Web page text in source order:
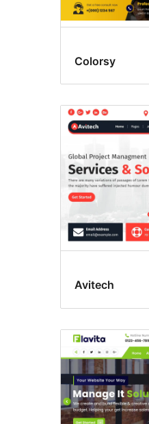
Colorsy
Avitech